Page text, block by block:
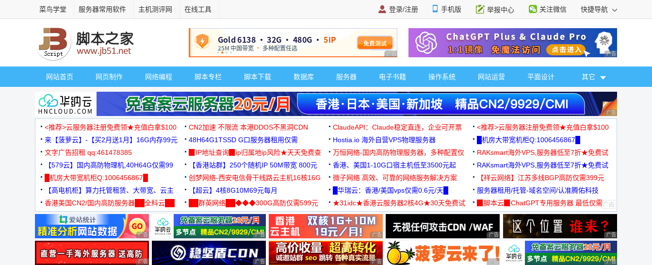
菜鸟学堂 服务器常用软件 主机测评网 在线工具 登录/注册 手机版 举报中心 关注微信 快捷导航
广告 商业广告，理性选择 广告 商业广告，理
网站首页 网页制作 网络编程 脚本专栏 脚本下载 数据库 服务器 电子书籍 操作系统 网站运营 平面设计 其它
广告 商业广告，理
<推荐>云服务器注册免费领★充值白拿$100 CN2加速 不限流 本港DDOS不黑洞CDN ClaudeAPI：Claude稳定直连，企业可开票
<推荐>云服务器注册免费领★充值白拿$100
来【菠萝云】-【买2月送1月】16G内存99元
48H64G1TSSD G口服务器租用仅需
3000+可免费测试
Hostia.io 海外自营VPS物理服务器
█机房大带宽机柜Q:1006456867█
文字广告招租 qq:461478385
▉IP地址查询▉ip归属地ip风险★天天免费查
万恒网络-国内高防物理服务器，多种配置仅
99元/月起
RAKsmart海外VPS,服务器低至7折★免费试
用★
【579云】国内高防物理机,40H64G仅需99
元
【香港站群】250个随机IP 50M带宽 800元 香港、美国1-10G口宿主机低至3500元起
RAKsmart海外VPS,服务器低至7折★免费试
用★
█机房大带宽机柜Q:1006456867█
创梦网络-西安电信骨干线路云主机16核16G
88元/月
微子网络 高效、可靠的网络服务解决方案
【祥云网络】江苏多线BGP高防仅需399元
【高电机柜】算力托管租赁、大带宽、云主
机
【超云】4核8G10M69元每月 █华瑞云：香港/美国vps仅需0.6元/天█
服务器租用/托管-域名空间/认准腾佑科技
香港美国CN2/国内高防服务器██全科云██
██群英网络██◆◆◆300G高防仅需599元
◆◆◆
★31idc★香港云服务器2核4G★30天免费试
用◆
▉脚本云▉ChatGPT专用服务器 最低仅需
19元/月
广告 商业广告，理性选择 广告 商业广告，理性选择 广告 商业广告，理性选择 广告 商业广告，理性选择 广告 商业广告，理
广告 商业广告，理性选择 广告 商业广告，理性选择 广告 商业广告，理性选择 广告 商业广告，理性选择 广告 商业广告，理